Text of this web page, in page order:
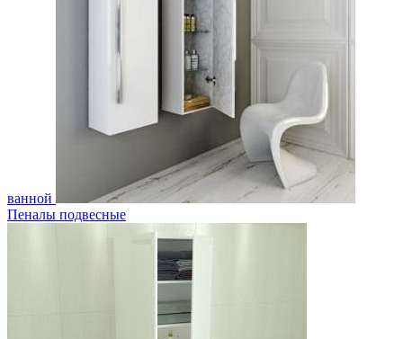
ванной
Пеналы подвесные